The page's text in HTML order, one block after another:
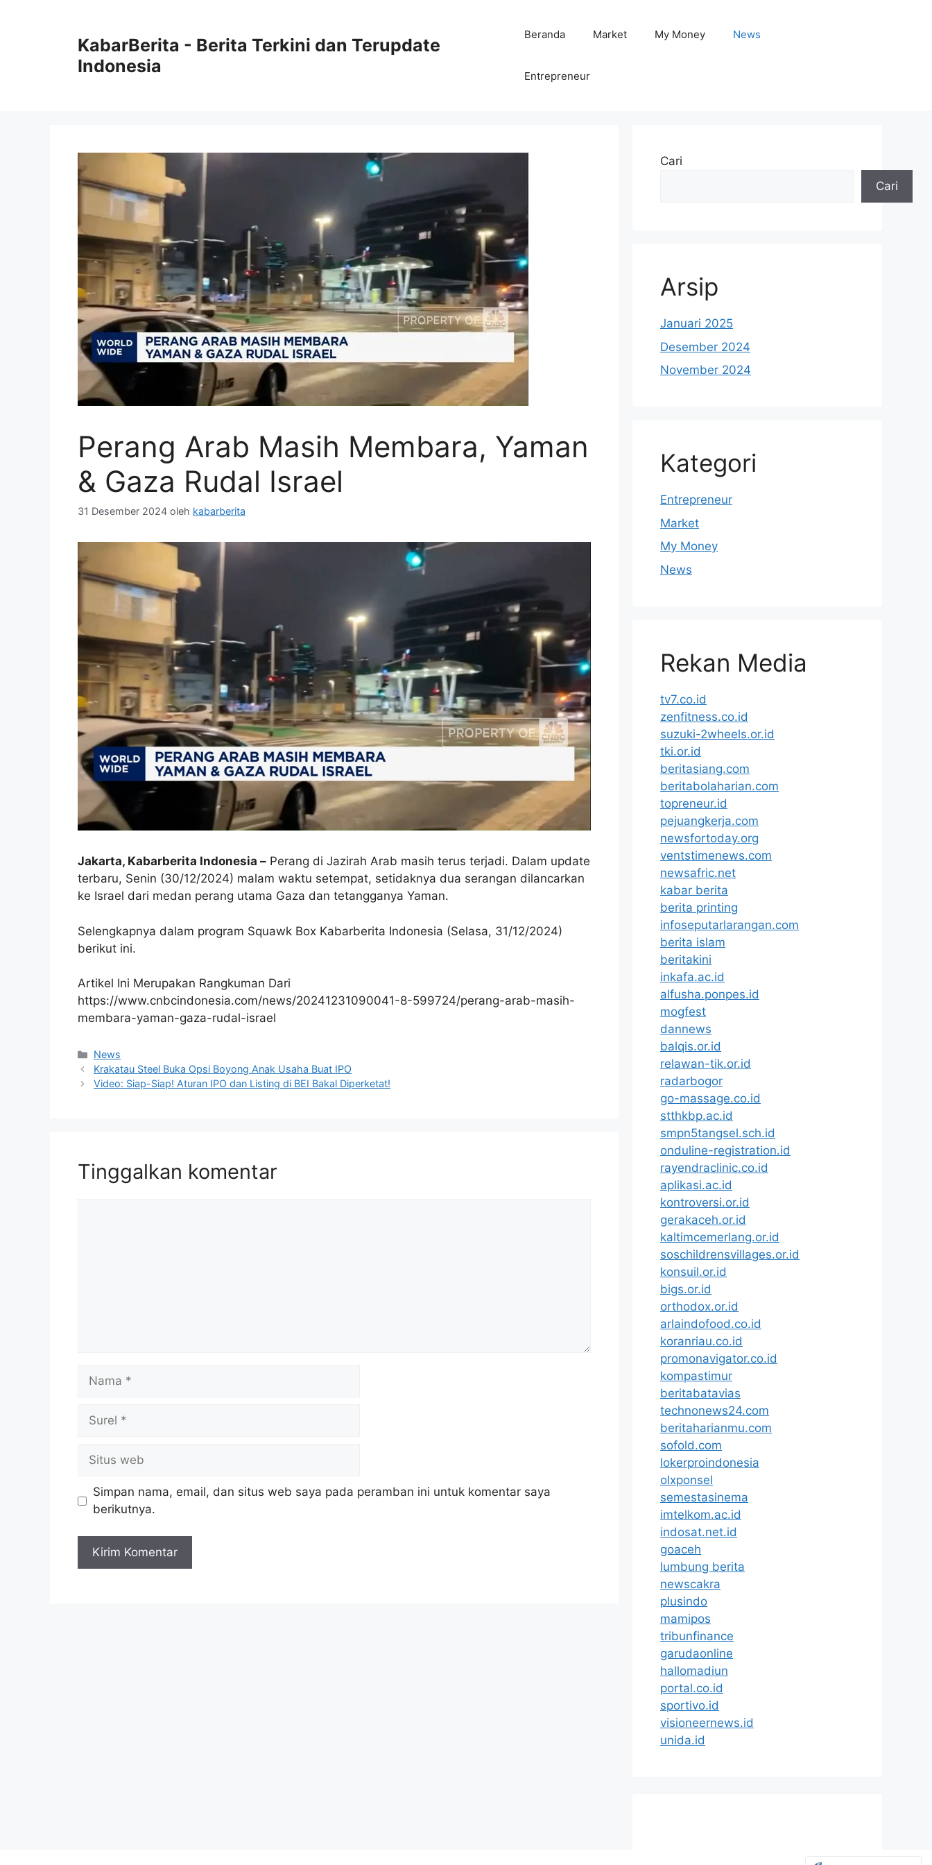
KabarBerita - Berita Terkini dan Terupdate
Indonesia
Beranda Market My Money News
Entrepreneur
Perang Arab Masih Membara, Yaman
& Gaza Rudal Israel
31 Desember 2024 oleh kabarberita
Jakarta, Kabarberita Indonesia – Perang di Jazirah Arab masih terus terjadi. Dalam update
terbaru, Senin (30/12/2024) malam waktu setempat, setidaknya dua serangan dilancarkan
ke Israel dari medan perang utama Gaza dan tetangganya Yaman.
Selengkapnya dalam program Squawk Box Kabarberita Indonesia (Selasa, 31/12/2024)
berikut ini.
Artikel Ini Merupakan Rangkuman Dari
https://www.cnbcindonesia.com/news/20241231090041-8-599724/perang-arab-masih-
membara-yaman-gaza-rudal-israel
Kategori
News
Krakatau Steel Buka Opsi Boyong Anak Usaha Buat IPO
Video: Siap-Siap! Aturan IPO dan Listing di BEI Bakal Diperketat!
Tinggalkan komentar
Nama
Surel
Situs
web
Simpan nama, email, dan situs web saya pada peramban ini untuk komentar saya
berikutnya.
Cari
Cari
Arsip
Januari 2025
Desember 2024
November 2024
Kategori
Entrepreneur
Market
My Money
News
Rekan Media
tv7.co.id
zenfitness.co.id
suzuki-2wheels.or.id
tki.or.id
beritasiang.com
beritabolaharian.com
topreneur.id
pejuangkerja.com
newsfortoday.org
ventstimenews.com
newsafric.net
kabar berita
berita printing
infoseputarlarangan.com
berita islam
beritakini
inkafa.ac.id
alfusha.ponpes.id
mogfest
dannews
balqis.or.id
relawan-tik.or.id
radarbogor
go-massage.co.id
stthkbp.ac.id
smpn5tangsel.sch.id
onduline-registration.id
rayendraclinic.co.id
aplikasi.ac.id
kontroversi.or.id
gerakaceh.or.id
kaltimcemerlang.or.id
soschildrensvillages.or.id
konsuil.or.id
bigs.or.id
orthodox.or.id
arlaindofood.co.id
koranriau.co.id
promonavigator.co.id
kompastimur
beritabatavias
technonews24.com
beritaharianmu.com
sofold.com
lokerproindonesia
olxponsel
semestasinema
imtelkom.ac.id
indosat.net.id
goaceh
lumbung berita
newscakra
plusindo
mamipos
tribunfinance
garudaonline
hallomadiun
portal.co.id
sportivo.id
visioneernews.id
unida.id